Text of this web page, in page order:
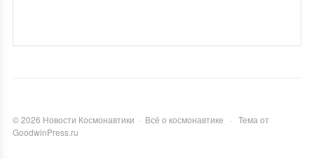
©2026 Новости Космонавтики · Всё о космонавтике · Тема от
GoodwinPress.ru